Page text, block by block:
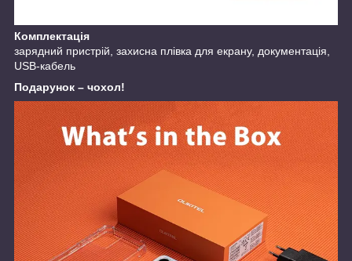
Комплектація
зарядний пристрій, захисна плівка для екрану, документація,
USB-кабель
Подарунок – чохол!